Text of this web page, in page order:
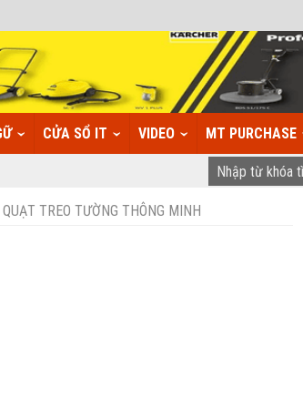
CỬA SỔ IT VIDEO MT PURCHASE
TREO TƯỜNG THÔNG MINH